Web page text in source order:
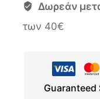
Δωρεάν
των 40€
Guaranteed